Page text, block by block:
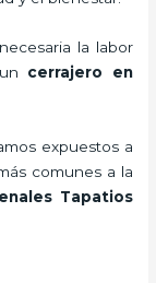
la labor
cerrajero en
expuestos a
comunes a la
Tapatios